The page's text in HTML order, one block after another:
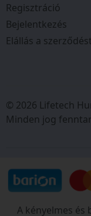
Regisztráció
Bejelentkezés
Elállás a
© 2026 Lifetech
Minden jog
A kényelmes és